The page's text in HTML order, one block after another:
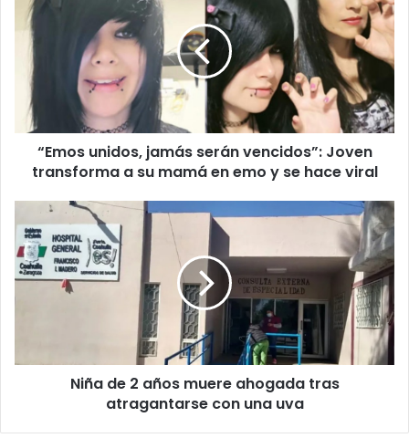
jamás
serán
vencidos”:
Joven
transforma
su
mamá
se
hace
viral
“Emos unidos, jamás serán vencidos”: Joven
transforma a su mamá en emo y se hace viral
de
2
años
muere
con
Niña de 2 años muere ahogada tras
atragantarse con una uva